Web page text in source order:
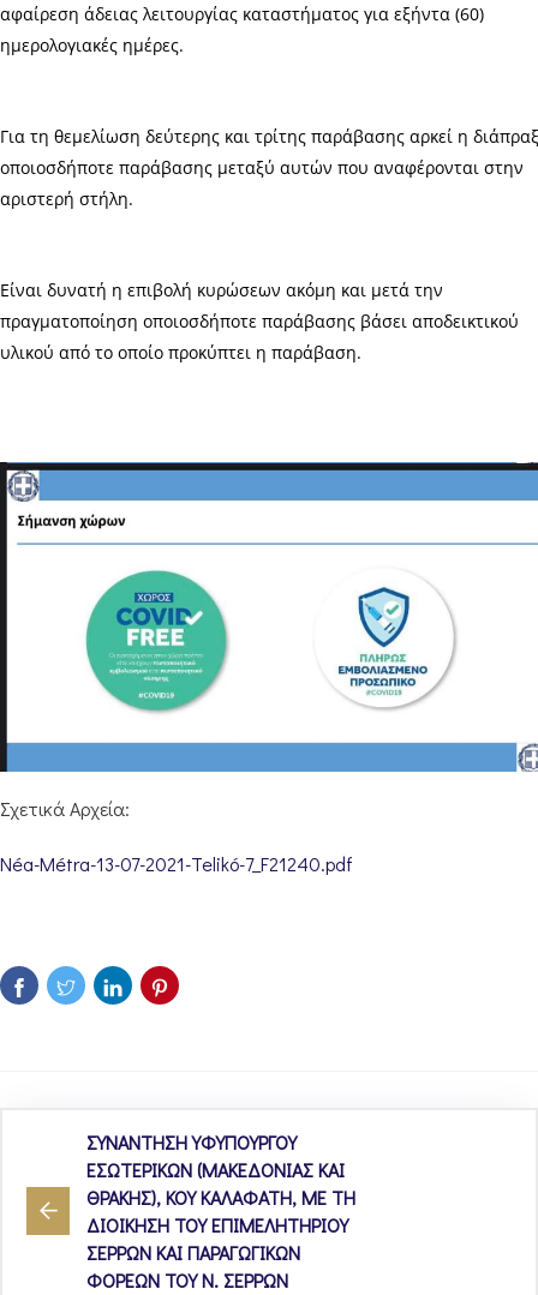
αφαίρεση άδειας λειτουργίας καταστήματος για εξήντα (60)
ημερολογιακές ημέρες.
Για τη θεμελίωση δεύτερης και τρίτης παράβασης αρκεί η
οποιοσδήποτε παράβασης μεταξύ αυτών που αναφέρονται στην
αριστερή στήλη.
Είναι δυνατή η επιβολή κυρώσεων ακόμη και μετά την
πραγματοποίηση οποιοσδήποτε παράβασης βάσει αποδεικτικού
υλικού από το οποίο προκύπτει η παράβαση.
Σχετικά Αρχεία:
Néa-Métra-13-07-2021-Telikó-7_F21240.pdf
ΣΥΝΑΝΤΗΣΗ ΥΦΥΠΟΥΡΓΟΥ
ΕΣΩΤΕΡΙΚΩΝ (ΜΑΚΕΔΟΝΙΑΣ ΚΑΙ
ΘΡΑΚΗΣ), ΚΟΥ ΚΑΛΑΦΑΤΗ, ΜΕ ΤΗ
ΔΙΟΙΚΗΣΗ ΤΟΥ ΕΠΙΜΕΛΗΤΗΡΙΟΥ
ΣΕΡΡΩΝ ΚΑΙ ΠΑΡΑΓΩΓΙΚΩΝ
ΦΟΡΕΩΝ ΤΟΥ Ν. ΣΕΡΡΩΝ